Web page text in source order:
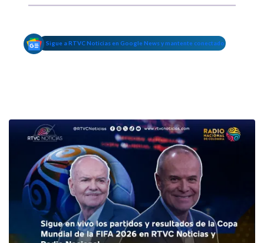
Sigue a RTVC Noticias en Google News y mantente conectado